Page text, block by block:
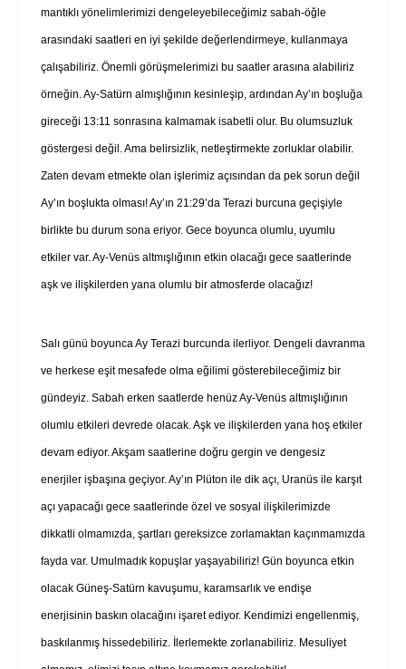
mantıklı yönelimlerimizi dengeleyebileceğimiz sabah-öğle
arasındaki saatleri en iyi şekilde değerlendirmeye, kullanmaya
çalışabiliriz. Önemli görüşmelerimizi bu saatler arasına alabiliriz
örneğin. Ay-Satürn almışlığının kesinleşip, ardından Ay’ın boşluğa
gireceği 13:11 sonrasına kalmamak isabetli olur. Bu olumsuzluk
göstergesi değil. Ama belirsizlik, netleştirmekte zorluklar olabilir.
Zaten devam etmekte olan işlerimiz açısından da pek sorun değil
Ay’ın boşlukta olması! Ay’ın 21:29’da Terazi burcuna geçişiyle
birlikte bu durum sona eriyor. Gece boyunca olumlu, uyumlu
etkiler var. Ay-Venüs altmışlığının etkin olacağı gece saatlerinde
aşk ve ilişkilerden yana olumlu bir atmosferde olacağız!
Salı günü boyunca Ay Terazi burcunda ilerliyor. Dengeli davranma
ve herkese eşit mesafede olma eğilimi gösterebileceğimiz bir
gündeyiz. Sabah erken saatlerde henüz Ay-Venüs altmışlığının
olumlu etkileri devrede olacak. Aşk ve ilişkilerden yana hoş etkiler
devam ediyor. Akşam saatlerine doğru gergin ve dengesiz
enerjiler işbaşına geçiyor. Ay’ın Plüton ile dik açı, Uranüs ile karşıt
açı yapacağı gece saatlerinde özel ve sosyal ilişkilerimizde
dikkatli olmamızda, şartları gereksizce zorlamaktan kaçınmamızda
fayda var. Umulmadık kopuşlar yaşayabiliriz! Gün boyunca etkin
olacak Güneş-Satürn kavuşumu, karamsarlık ve endişe
enerjisinin baskın olacağını işaret ediyor. Kendimizi engellenmiş,
baskılanmış hissedebiliriz. İlerlemekte zorlanabiliriz. Mesuliyet